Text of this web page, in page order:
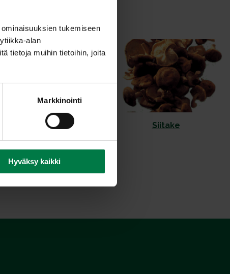
tukemiseen
alan
tietoja muihin tietoihin, joita
Markkinointi
Hyväksy kaikki
Portobello Siitake